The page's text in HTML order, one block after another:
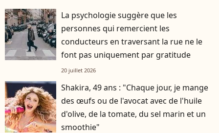
La psychologie suggère que les
personnes qui remercient les
conducteurs en traversant la rue ne le
font pas uniquement par gratitude
20 juillet 2026
Shakira, 49 ans : "Chaque jour, je mange
des œufs ou de l'avocat avec de l'huile
d'olive, de la tomate, du sel marin et un
smoothie"